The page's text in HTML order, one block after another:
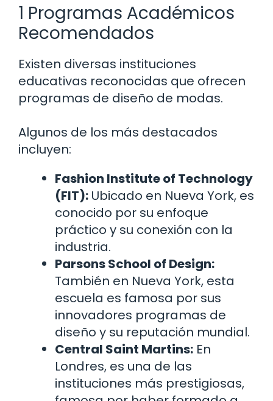
1 Programas Académicos
Recomendados
Existen diversas instituciones
educativas reconocidas que ofrecen
programas de diseño de modas.
Algunos de los más destacados
incluyen:
Fashion Institute of Technology
(FIT): Ubicado en Nueva York, es
conocido por su enfoque
práctico y su conexión con la
industria.
Parsons School of Design:
También en Nueva York, esta
escuela es famosa por sus
innovadores programas de
diseño y su reputación mundial.
Central Saint Martins: En
Londres, es una de las
instituciones más prestigiosas,